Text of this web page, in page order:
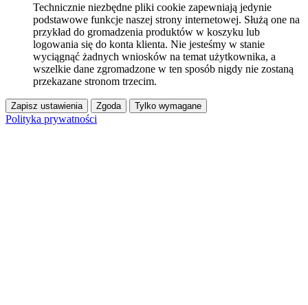
Technicznie niezbędne pliki cookie zapewniają jedynie
podstawowe funkcje naszej strony internetowej. Służą one na
przykład do gromadzenia produktów w koszyku lub
logowania się do konta klienta. Nie jesteśmy w stanie
wyciągnąć żadnych wniosków na temat użytkownika, a
wszelkie dane zgromadzone w ten sposób nigdy nie zostaną
przekazane stronom trzecim.
Zapisz ustawienia Zgoda Tylko wymagane
Polityka prywatności